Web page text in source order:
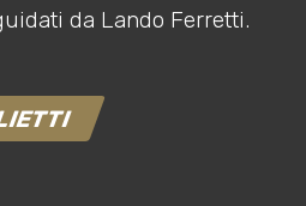
da Lando Ferretti.